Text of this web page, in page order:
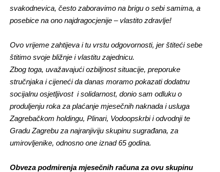
svakodnevica, često zaboravimo na brigu o sebi samima, a
posebice na ono najdragocjenije – vlastito zdravlje!
Ovo vrijeme zahtijeva i tu vrstu odgovornosti, jer štiteći sebe
štitimo svoje bližnje i vlastitu zajednicu.
Zbog toga, uvažavajući ozbiljnost situacije, preporuke
stručnjaka i cijeneći da danas moramo pokazati dodatnu
socijalnu osjetljivost i solidarnost, donio sam odluku o
produljenju roka za plaćanje mjesečnih naknada i usluga
Zagrebačkom holdingu, Plinari, Vodoopskrbi i odvodnji te
Gradu Zagrebu za najranjiviju skupinu sugrađana, za
umirovljenike, odnosno one iznad 65 godina.
Obveza podmirenja mjesečnih računa za ovu skupinu